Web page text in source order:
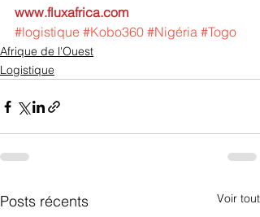
www.fluxafrica.com
#logistique #Kobo360 #Nigéria #Togo
Afrique de l'Ouest
Logistique
Posts récents Voir tout